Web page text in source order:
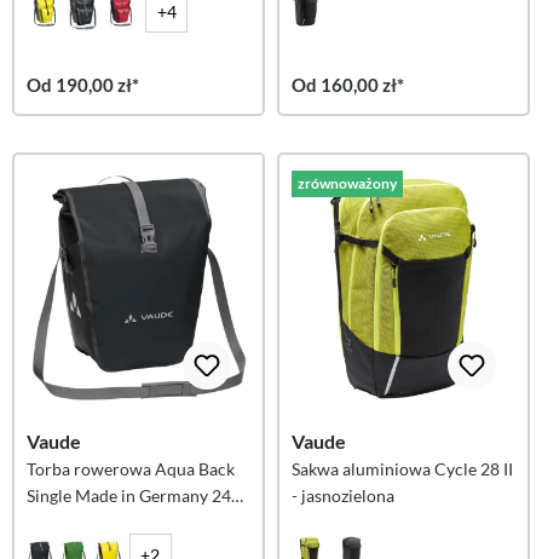
+4
Od 190,00 zł* Od 160,00 zł*
Vaude
Torba rowerowa Aqua Back
Single Made in Germany 24
+2
zrównoważony
Vaude
Sakwa aluminiowa Cycle 28 II
- jasnozielona